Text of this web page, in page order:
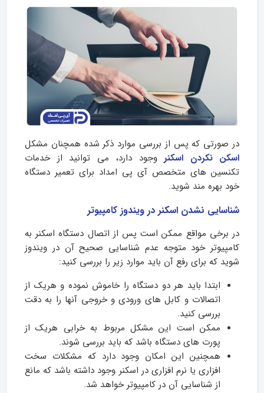
در صورتی که پس از بررسی موارد ذکر شده همچنان مشکل
اسکن نکردن اسکنر وجود دارد، می توانید از خدمات
تکنسین های متخصص آی پی امداد برای تعمیر دستگاه
خود بهره مند شوید.
شناسایی نشدن اسکنر در ویندوز کامپیوتر
در برخی مواقع ممکن است پس از اتصال دستگاه اسکنر به
کامپیوتر خود متوجه عدم شناسایی صحیح آن در ویندوز
شوید که برای رفع آن باید موارد زیر را بررسی کنید:
ابتدا باید هر دو دستگاه را خاموش نموده و هریک از
اتصالات و کابل های ورودی و خروجی آنها را به دقت
بررسی کنید.
ممکن است این مشکل مربوط به خرابی هریک از
پورت های دستگاه باشد که باید بررسی شوند.
همچنین این امکان وجود دارد که مشکلات سخت
افزاری یا نرم افزاری در اسکنر وجود داشته باشد که مانع
از شناسایی آن در کامپیوتر خواهد شد.